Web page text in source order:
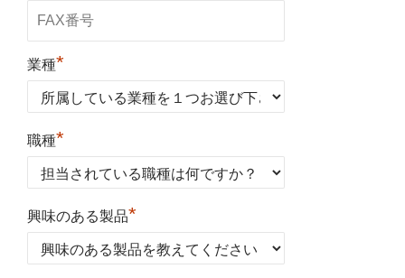
業種*
職種*
興味のある製品*